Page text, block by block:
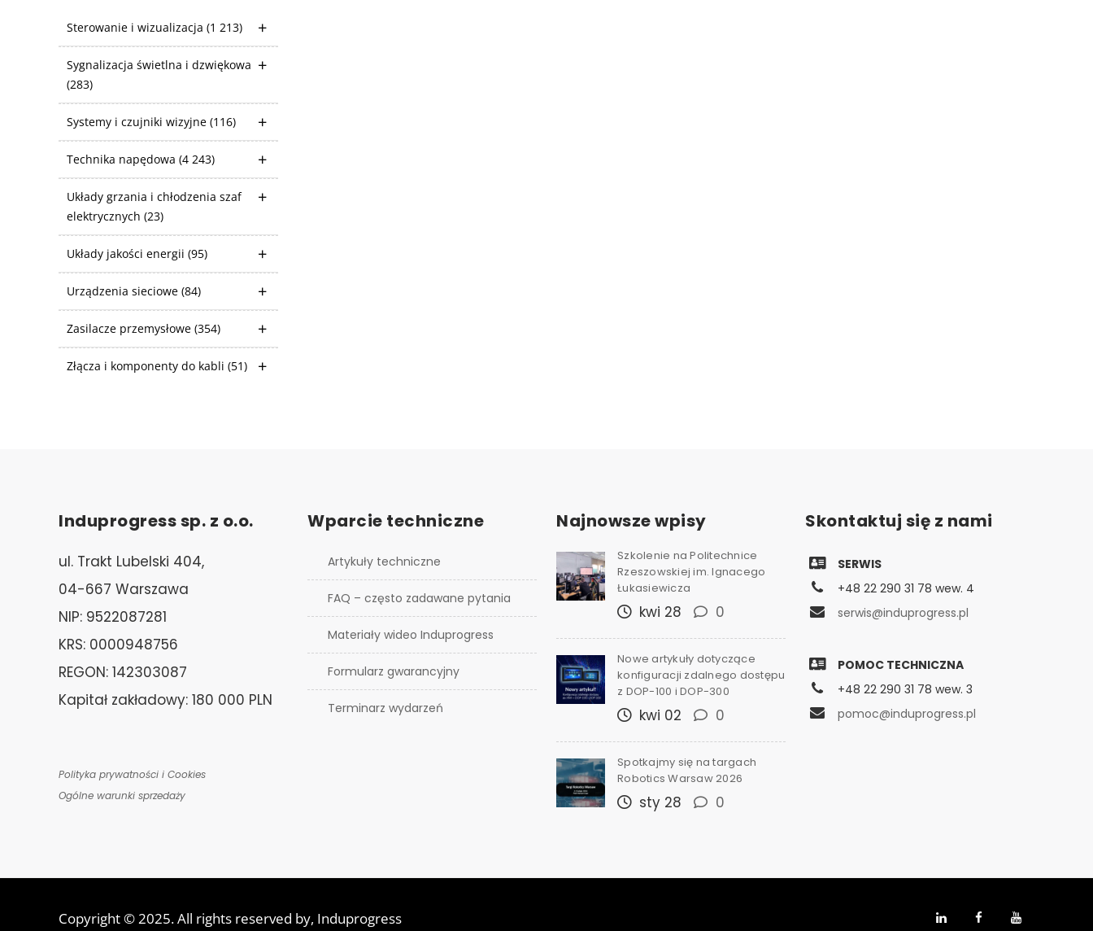
Sterowanie i wizualizacja (1 213)
Sygnalizacja świetlna i dzwiękowa
(283)
Systemy i czujniki wizyjne (116)
Technika napędowa (4 243)
Układy grzania i chłodzenia szaf
elektrycznych (23)
Układy jakości energii (95)
Urządzenia sieciowe (84)
Zasilacze przemysłowe (354)
Złącza i komponenty do kabli (51)
Induprogress sp. z o.o.
ul. Trakt Lubelski 404,
04-667 Warszawa
NIP: 9522087281
KRS: 0000948756
REGON: 142303087
Kapitał zakładowy: 180 000 PLN
Polityka prywatności i Cookies
Ogólne warunki sprzedaży
Wparcie techniczne
Artykuły techniczne
FAQ – często zadawane pytania
Materiały wideo Induprogress
Formularz gwarancyjny
Terminarz wydarzeń
Najnowsze wpisy
Szkolenie na Politechnice
Rzeszowskiej im. Ignacego
Łukasiewicza
kwi 28 0
Nowe artykuły dotyczące
konfiguracji zdalnego dostępu
z DOP-100 i DOP-300
kwi 02 0
Spotkajmy się na targach
Robotics Warsaw 2026
sty 28 0
Skontaktuj się z nami
SERWIS
+48 22 290 31 78 wew. 4
serwis@induprogress.pl
POMOC TECHNICZNA
+48 22 290 31 78 wew. 3
pomoc@induprogress.pl
Copyright © 2025. All rights reserved by, Induprogress